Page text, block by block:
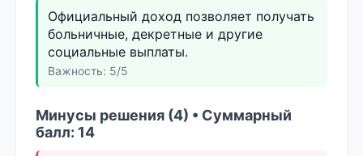
Официальный доход позволяет получать
больничные, декретные и другие
социальные выплаты.
Важность: 5/5
Минусы решения (4) • Суммарный
балл: 14